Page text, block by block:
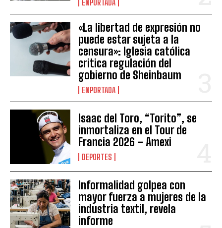
ENPORTADA
«La libertad de expresión no
puede estar sujeta a la
censura»: Iglesia católica
critica regulación del
gobierno de Sheinbaum
ENPORTADA
Isaac del Toro, “Torito”, se
inmortaliza en el Tour de
Francia 2026 – Amexi
DEPORTES
Informalidad golpea con
mayor fuerza a mujeres de la
industria textil, revela
informe